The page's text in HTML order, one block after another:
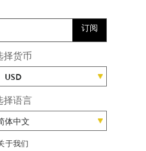
订阅
择货币
USD
择语言
体中文
于我们